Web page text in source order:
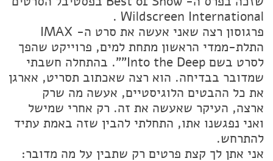
Wildscreen International .
פרגוסון רצה שאני אעשה את סרט ה- IMAX
התלת-ממדי הראשון מתחת למים, פרוייקט שהפך
לסרט בשם Into the Deep"". בהתחלה חשבתי
שמדובר בבדיחה. הוא רצה שאכתוב תסריט, אארגן
את כל ההבטים הלוגיסטיים, אעשה מה שרק
ארצה, העיקר שאעשה את זה. רק אחרי שמישל
ואני נפגשנו אתו, התחלתי להבין שזה באמת עתיד
להתרחש.
אני אתן לך קצת פרטים רק שתבין על מה מדובר: